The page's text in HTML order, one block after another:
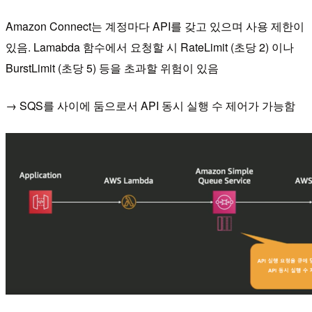
Amazon Connect는 계정마다 API를 갖고 있으며 사용 제한이
있음. Lamabda 함수에서 요청할 시 RateLimit (초당 2) 이나
BurstLimit (초당 5) 등을 초과할 위험이 있음
→ SQS를 사이에 둠으로서 API 동시 실행 수 제어가 가능함